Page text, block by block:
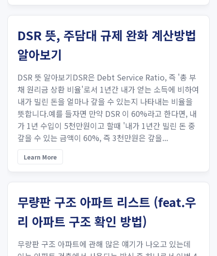
DSR 뜻, 주담대 규제 완화 계산방법
알아보기
DSR 뜻 알아보기DSR은 Debt Service Ratio, 즉 '총 부
채 원리금 상환 비율'로서 1년간 내가 얻는 소득에 비하여
내가 빌린 돈을 얼마나 갚을 수 있는지 나타내는 비율을
뜻합니다.예를 들자면 만약 DSR 이 60%라고 한다면, 내
가 1년 수입이 5천만원이고 할때 '내가 1년간 빌린 돈 중
갚을 수 있는 금액이 60%, 즉 3천만원은 갚을...
Learn More
무량판 구조 아파트 리스트 (feat.우
리 아파트 구조 확인 방법)
무량판 구조 아파트에 관해 많은 얘기가 나오고 있는데